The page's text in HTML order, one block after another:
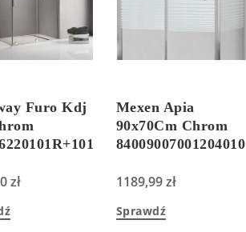
Furo Kdj
zł
Mexen Apia
90x70Cm Chrom
84009007001204010
1189,99zł
Sprawdź